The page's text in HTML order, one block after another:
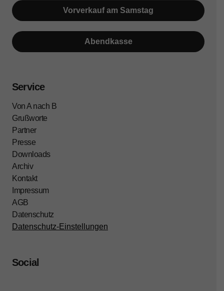
Vorverkauf am Samstag
Abendkasse
Service
Von A nach B
Grußworte
Partner
Presse
Downloads
Archiv
Kontakt
Impressum
AGB
Datenschutz
Datenschutz-Einstellungen
Social